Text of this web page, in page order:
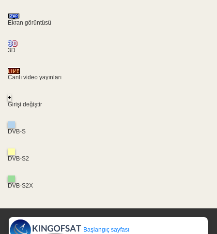
Ekran görüntüsü
3D
Canlı video yayınları
+
Girişi değiştir
DVB-S
DVB-S2
DVB-S2X
Başlangıç sayfası